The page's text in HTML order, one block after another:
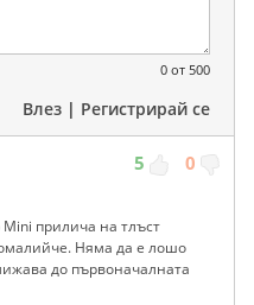
0 от 500
Влез | Регистрирай се
5 0
прилича на тлъст
Няма да е лошо
до първоначалната